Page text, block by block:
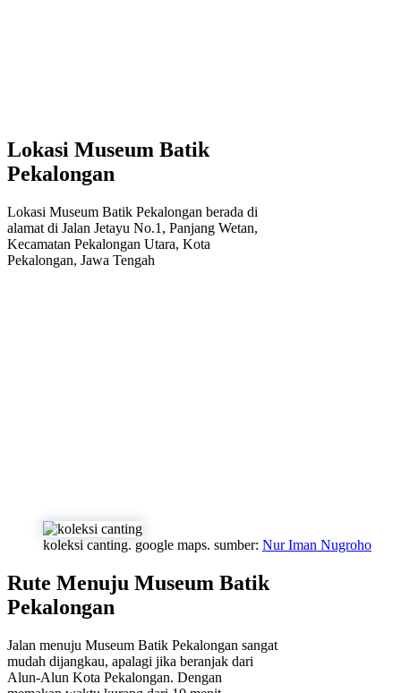
Lokasi Museum Batik
Pekalongan
Lokasi Museum Batik Pekalongan berada di
alamat di Jalan Jetayu No.1, Panjang Wetan,
Kecamatan Pekalongan Utara, Kota
Pekalongan, Jawa Tengah
koleksi canting. google maps. sumber: Nur Iman Nugroho
Rute Menuju Museum Batik
Pekalongan
Jalan menuju Museum Batik Pekalongan sangat
mudah dijangkau, apalagi jika beranjak dari
Alun-Alun Kota Pekalongan. Dengan